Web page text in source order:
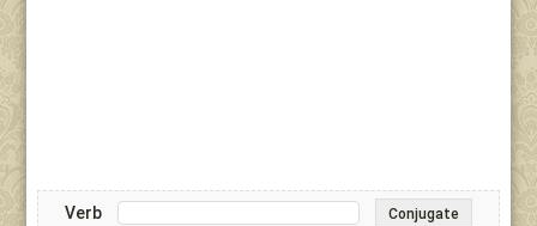
Verb
Conjugate